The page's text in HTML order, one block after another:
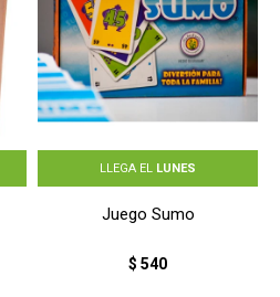
LLEGA EL LUNES
Juego Sumo
$ 540